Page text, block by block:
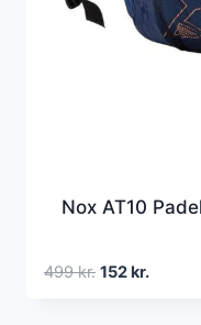
Nox AT10
499kr. Den
152kr.Den